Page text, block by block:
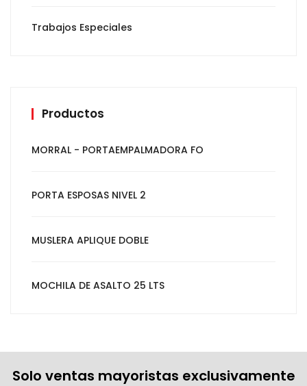
Trabajos Especiales
Productos
MORRAL - PORTAEMPALMADORA FO
PORTA ESPOSAS NIVEL 2
MUSLERA APLIQUE DOBLE
MOCHILA DE ASALTO 25 LTS
Solo ventas mayoristas exclusivamente